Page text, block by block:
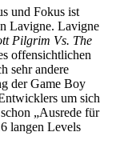
und Fokus ist
Lavigne. Lavigne
Pilgrim Vs. The
offensichtlichen
sehr andere
der Game Boy
um sich
„Ausrede für
langen Levels